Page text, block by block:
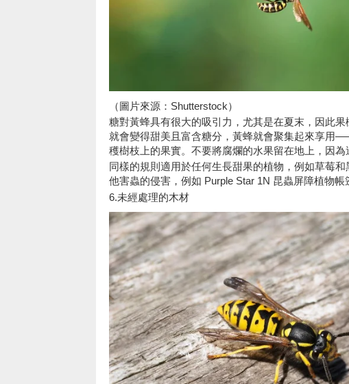
（圖片來源：Shutterstock）
糖對黃蜂具有很大的吸引力，尤其是在夏末，因此
就會變得甜美且富含糖分，黃蜂就會聚集起來享用
穫樹枝上的果實。不要將腐爛的水果留在地上，因為
同樣的規則適用於任何生長甜果的植物，例如草莓
他害蟲的侵害，例如 Purple Star 1N 昆蟲屏障植物帳
6.未經處理的木材